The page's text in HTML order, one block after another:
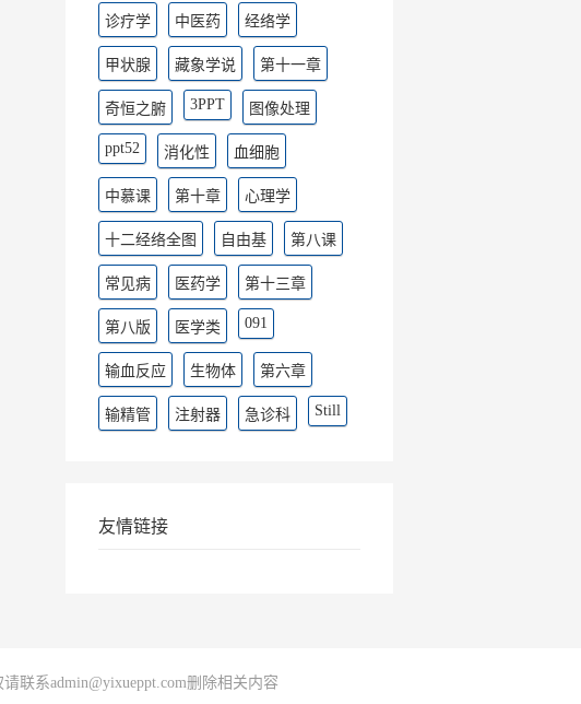
诊疗学 中医药 经络学
甲状腺 藏象学说 第十一章
奇恒之腑 3PPT 图像处理
ppt52 消化性 血细胞
中慕课 第十章 心理学
十二经络全图 自由基 第八课
常见病 医药学 第十三章
第八版 医学类 091
输血反应 生物体 第六章
输精管 注射器 急诊科 Still
友情链接
联系admin@yixueppt.com删除相关内容